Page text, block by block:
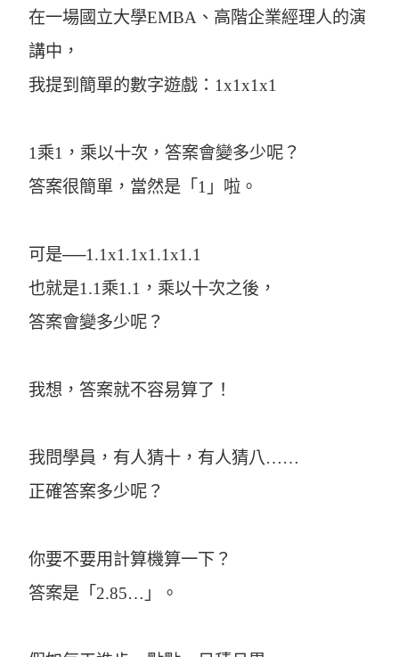
在一場國立大學EMBA、高階企業經理人的演
講中，
我提到簡單的數字遊戲：1x1x1x1
1乘1，乘以十次，答案會變多少呢？
答案很簡單，當然是「1」啦。
可是──1.1x1.1x1.1x1.1
也就是1.1乘1.1，乘以十次之後，
答案會變多少呢？
我想，答案就不容易算了！
我問學員，有人猜十，有人猜八……
正確答案多少呢？
你要不要用計算機算一下？
答案是「2.85…」。